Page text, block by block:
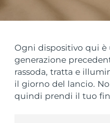
Ogni dispositivo qui è
generazione
rassoda, tratta e
il giorno del lancio.
quindi prendi il tuo
FAQ™ Dual LED Panel
POPOLARE
Paese di
Stati Uniti
Regno Unito
Spagna